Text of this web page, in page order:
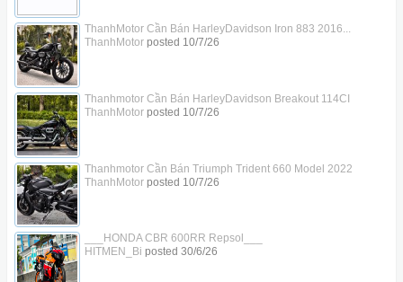
ThanhMotor Cần Bán HarleyDavidson Iron 883 2016...
ThanhMotorposted 10/7/26
Thanhmotor Cần Bán HarleyDavidson Breakout 114CI
ThanhMotorposted 10/7/26
Thanhmotor Cần Bán Triumph Trident 660 Model 2022
ThanhMotorposted 10/7/26
___HONDA CBR 600RR Repsol___
HITMEN_Bi posted 30/6/26